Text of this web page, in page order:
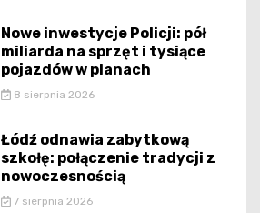
Nowe inwestycje Policji: pół
miliarda na sprzęt i tysiące
pojazdów w planach
8 sierpnia 2026
Łódź odnawia zabytkową
szkołę: połączenie tradycji z
nowoczesnością
7 sierpnia 2026